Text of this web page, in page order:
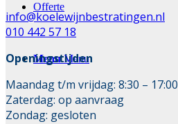
Offerte
Menu Menu
info@koelewijnbestratingen.nl
010 442 57 18
Openingstijden
Maandag t/m vrijdag: 8:30 – 17:00
Zaterdag: op aanvraag
Zondag: gesloten